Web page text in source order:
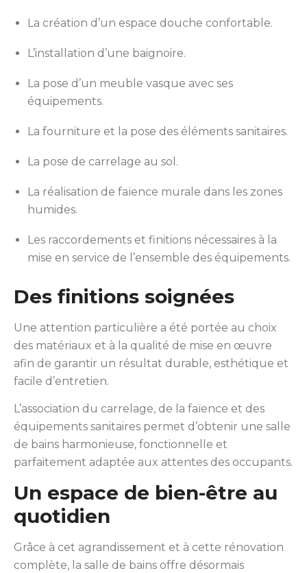
La création d’un espace douche confortable.
L’installation d’une baignoire.
La pose d’un meuble vasque avec ses
équipements.
La fourniture et la pose des éléments sanitaires.
La pose de carrelage au sol.
La réalisation de faïence murale dans les zones
humides.
Les raccordements et finitions nécessaires à la
mise en service de l’ensemble des équipements.
Des finitions soignées
Une attention particulière a été portée au choix
des matériaux et à la qualité de mise en œuvre
afin de garantir un résultat durable, esthétique et
facile d’entretien.
L’association du carrelage, de la faïence et des
équipements sanitaires permet d’obtenir une salle
de bains harmonieuse, fonctionnelle et
parfaitement adaptée aux attentes des occupants.
Un espace de bien-être au
quotidien
Grâce à cet agrandissement et à cette rénovation
complète, la salle de bains offre désormais